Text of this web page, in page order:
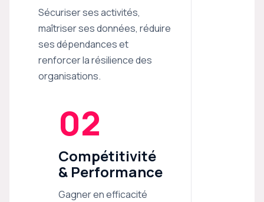
Sécuriser ses activités,
maîtriser ses données, réduire
ses dépendances et
renforcer la résilience des
organisations.
02
Compétitivité
& Performance
Gagner en efficacité